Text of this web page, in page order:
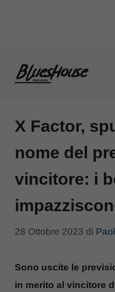
X Factor,
nome del
vincitore: i
28 Ottobre 2023 di
Sono uscite le
in merito al vincitore